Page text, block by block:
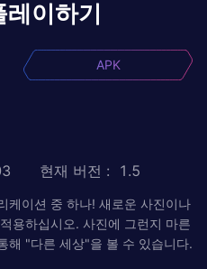
레이하기
APK
현재 버전 : 1.5
케이션 중 하나! 새로운 사진이나
용하십시오. 사진에 그런지 마른
해 "다른 세상"을 볼 수 있습니다.